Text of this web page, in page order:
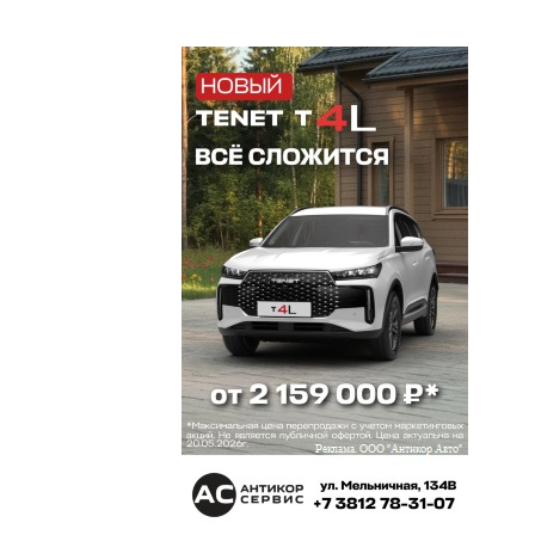
изданиях и изучили около 50 материалов,
опубликованных на интернет-порталах.
6 июня 2024 в 15:53:
Федоровки не будет никогда. Статья в «Ваш
Ореол» 2012 года: Аэропорт-
призракТридцатилетнее существование
недостроя «Федоровка» — это история
грандиозного разгильдяйства и воровства. По
очень скромным расчетам, за все эти годы в
аэропорт вложено около 15 миллиардов
сегодняшних рублей.Похоже, разворовывали
несуществующий аэропорт и дачники из
соседних кооперативов, и, возможно, чиновники.
И вот спустя 30 лет от начала строительства от
«аэропорта тысячелетия» остались одни руины.
Специалисты в шутку предлагают занести
«Федоровку» в книгу рекордов Гиннеса как
самый продолжительный долгострой. Последние
20 лет строительства прошли в атмосфере
холодной войны между областной властью и